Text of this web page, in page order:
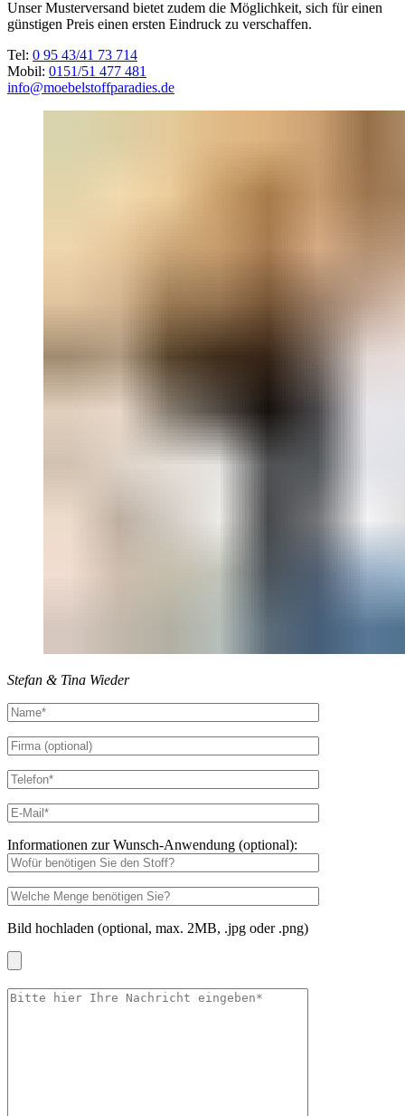
Unser Musterversand bietet zudem die Möglichkeit, sich für einen
günstigen Preis einen ersten Eindruck zu verschaffen.
Tel: 0 95 43/41 73 714
Mobil: 0151/51 477 481
info@moebelstoffparadies.de
Stefan & Tina Wieder
Informationen zur Wunsch-Anwendung (optional):
Bild hochladen (optional, max. 2MB, .jpg oder .png)